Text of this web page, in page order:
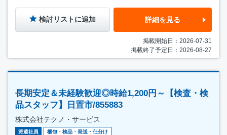
検討リストに追加 詳細を見る
掲載開始日：2026-07-31
掲載終了予定日：2026-08-27
長期安定＆未経験歓迎◎時給1,200円～【検査・検
品スタッフ】日置市/855883
株式会社テクノ・サービス
派遣社員 梱包・検品・発送・仕分け